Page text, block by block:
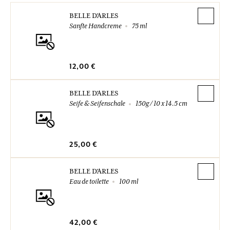
BELLE D'ARLES
Sanfte Handcreme
75 ml
12,00 €
BELLE D'ARLES
Seife & Seifenschale
150g / 10 x 14.5 cm
25,00 €
BELLE D'ARLES
Eau de toilette
100 ml
42,00 €